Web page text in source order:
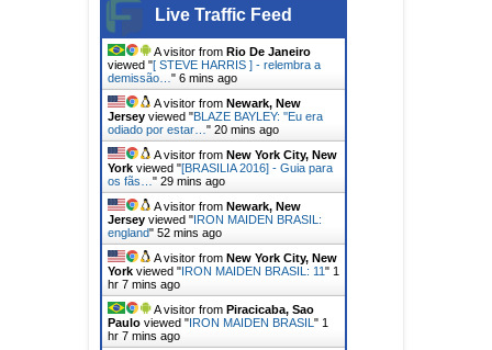
Live Traffic Feed
A visitor from Rio De Janeiro
viewed "[ STEVE HARRIS ] - relembra a
demissão… " 6 mins ago
A visitor from Newark, New
Jersey viewed "BLAZE BAYLEY: ''Eu era
odiado por estar… " 20 mins ago
A visitor from New York City, New
York viewed "[BRASILIA 2016] - Guia para
os fãs… " 29 mins ago
A visitor from Newark, New
Jersey viewed "IRON MAIDEN BRASIL:
england" 52 mins ago
A visitor from New York City, New
York viewed "IRON MAIDEN BRASIL: 11" 1
hr 7 mins ago
A visitor from Piracicaba, Sao
Paulo viewed "IRON MAIDEN BRASIL " 1
hr 7 mins ago